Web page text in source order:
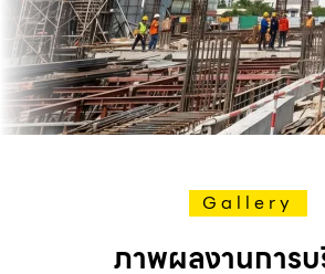
Gallery
ภาพผลงานการบ